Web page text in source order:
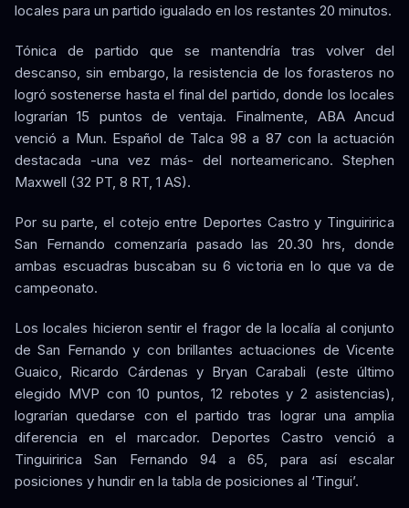
locales para un partido igualado en los restantes 20 minutos.
Tónica de partido que se mantendría tras volver del
descanso, sin embargo, la resistencia de los forasteros no
logró sostenerse hasta el final del partido, donde los locales
lograrían 15 puntos de ventaja. Finalmente, ABA Ancud
venció a Mun. Español de Talca 98 a 87 con la actuación
destacada -una vez más- del norteamericano. Stephen
Maxwell (32 PT, 8 RT, 1 AS).
Por su parte, el cotejo entre Deportes Castro y Tinguiririca
San Fernando comenzaría pasado las 20.30 hrs, donde
ambas escuadras buscaban su 6 victoria en lo que va de
campeonato.
Los locales hicieron sentir el fragor de la localía al conjunto
de San Fernando y con brillantes actuaciones de Vicente
Guaico, Ricardo Cárdenas y Bryan Carabali (este último
elegido MVP con 10 puntos, 12 rebotes y 2 asistencias),
lograrían quedarse con el partido tras lograr una amplia
diferencia en el marcador. Deportes Castro venció a
Tinguiririca San Fernando 94 a 65, para así escalar
posiciones y hundir en la tabla de posiciones al ‘Tingui’.